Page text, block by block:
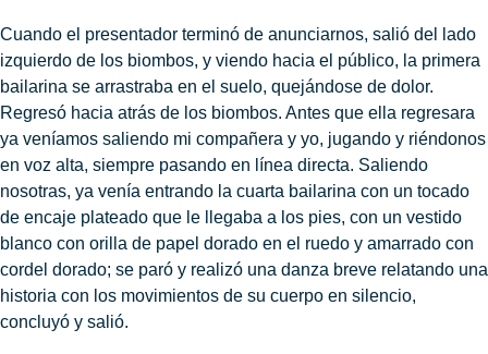
Cuando el presentador terminó de anunciarnos, salió del lado
izquierdo de los biombos, y viendo hacia el público, la primera
bailarina se arrastraba en el suelo, quejándose de dolor.
Regresó hacia atrás de los biombos. Antes que ella regresara
ya veníamos saliendo mi compañera y yo, jugando y riéndonos
en voz alta, siempre pasando en línea directa. Saliendo
nosotras, ya venía entrando la cuarta bailarina con un tocado
de encaje plateado que le llegaba a los pies, con un vestido
blanco con orilla de papel dorado en el ruedo y amarrado con
cordel dorado; se paró y realizó una danza breve relatando una
historia con los movimientos de su cuerpo en silencio,
concluyó y salió.